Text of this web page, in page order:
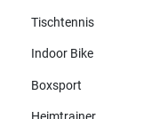
Tischtennis
Indoor Bike
Boxsport